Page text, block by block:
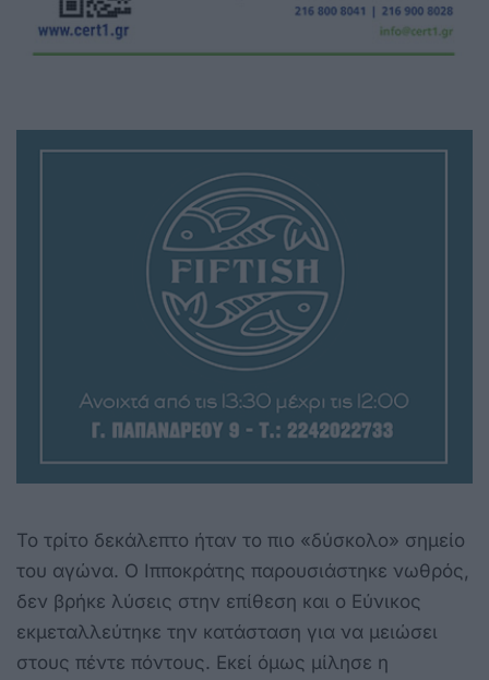
Το τρίτο δεκάλεπτο ήταν το πιο «δύσκολο» σημείο
του αγώνα. Ο Ιπποκράτης παρουσιάστηκε νωθρός,
δεν βρήκε λύσεις στην επίθεση και ο Εύνικος
εκμεταλλεύτηκε την κατάσταση για να μειώσει
στους πέντε πόντους. Εκεί όμως μίλησε η